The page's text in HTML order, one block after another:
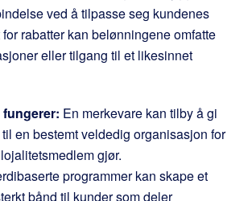
ved å tilpasse seg kundenes
rabatter kan belønningene omfatte
eller tilgang til et likesinnet
En merkevare kan tilby å gi
en bestemt veldedig organisasjon for
gjør.
programmer kan skape et
bånd til kunder som deler